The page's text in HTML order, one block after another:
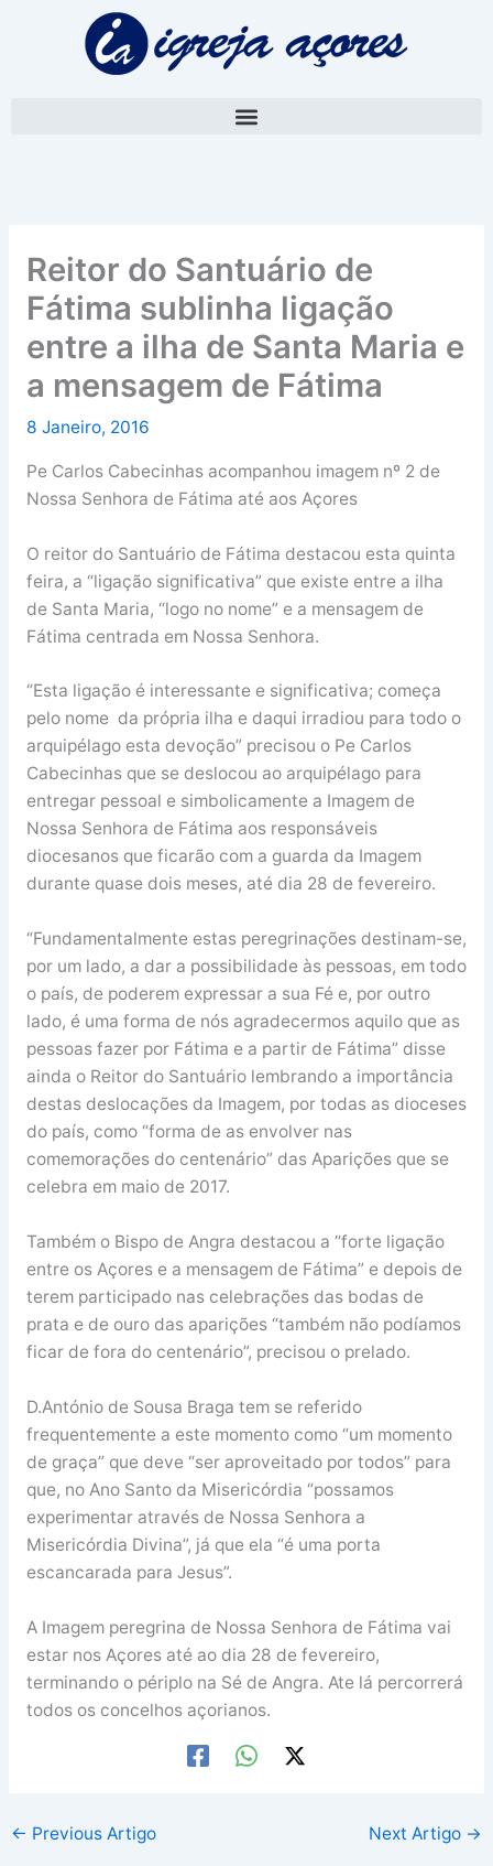
Reitor do Santuário de
Fátima sublinha ligação
entre a ilha de Santa Maria e
a mensagem de Fátima
8 Janeiro, 2016
Pe Carlos Cabecinhas acompanhou imagem nº 2 de
Nossa Senhora de Fátima até aos Açores
O reitor do Santuário de Fátima destacou esta quinta
feira, a “ligação significativa” que existe entre a ilha
de Santa Maria, “logo no nome” e a mensagem de
Fátima centrada em Nossa Senhora.
“Esta ligação é interessante e significativa; começa
pelo nome da própria ilha e daqui irradiou para todo o
arquipélago esta devoção” precisou o Pe Carlos
Cabecinhas que se deslocou ao arquipélago para
entregar pessoal e simbolicamente a Imagem de
Nossa Senhora de Fátima aos responsáveis
diocesanos que ficarão com a guarda da Imagem
durante quase dois meses, até dia 28 de fevereiro.
“Fundamentalmente estas peregrinações destinam-se,
por um lado, a dar a possibilidade às pessoas, em todo
o país, de poderem expressar a sua Fé e, por outro
lado, é uma forma de nós agradecermos aquilo que as
pessoas fazer por Fátima e a partir de Fátima” disse
ainda o Reitor do Santuário lembrando a importância
destas deslocações da Imagem, por todas as dioceses
do país, como “forma de as envolver nas
comemorações do centenário” das Aparições que se
celebra em maio de 2017.
Também o Bispo de Angra destacou a “forte ligação
entre os Açores e a mensagem de Fátima” e depois de
terem participado nas celebrações das bodas de
prata e de ouro das aparições “também não podíamos
ficar de fora do centenário”, precisou o prelado.
D.António de Sousa Braga tem se referido
frequentemente a este momento como “um momento
de graça” que deve “ser aproveitado por todos” para
que, no Ano Santo da Misericórdia “possamos
experimentar através de Nossa Senhora a
Misericórdia Divina”, já que ela “é uma porta
escancarada para Jesus”.
A Imagem peregrina de Nossa Senhora de Fátima vai
estar nos Açores até ao dia 28 de fevereiro,
terminando o périplo na Sé de Angra. Ate lá percorrerá
todos os concelhos açorianos.
← Previous Artigo Next Artigo →